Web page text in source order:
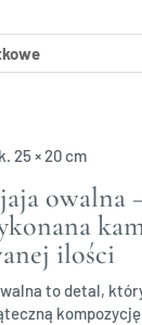
25 × 20 cm
owalna
ilości
to detal,
kompozycję